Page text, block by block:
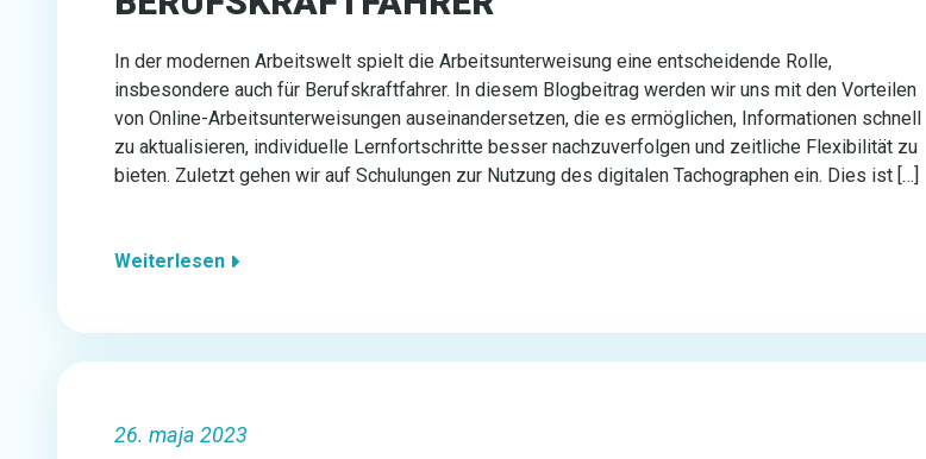
In der modernen Arbeitswelt spielt die Arbeitsunterweisung eine entscheidende Rolle,
insbesondere auch für Berufskraftfahrer. In diesem Blogbeitrag werden wir uns mit den Vorteilen
von Online-Arbeitsunterweisungen auseinandersetzen, die es ermöglichen, Informationen schnell
zu aktualisieren, individuelle Lernfortschritte besser nachzuverfolgen und zeitliche Flexibilität zu
bieten. Zuletzt gehen wir auf Schulungen zur Nutzung des digitalen Tachographen ein. Dies ist […]
Weiterlesen
26. maja 2023